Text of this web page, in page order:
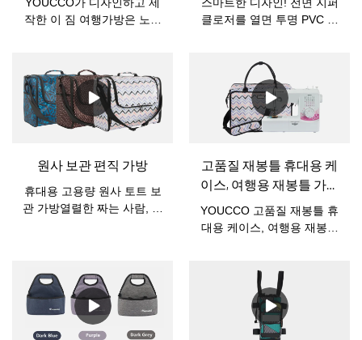
작한 이 짐 여행가방은 노트
수 있는 넉넉한 공간을 갖춘
다기능 백팩입니다.한편,
YOUCCO는 MOQ 5 PC와
함께 공급된 재고를 보유하
있는 경우 pls는 주저하지 말
고 메일을 통해 문의하십시
오.bella@youcco.com 또는
클로저를 열면 투명 PVC 후
실 보관 편물 가방은 약 130
야드의 면사로 된 9개의 타래
를 보관할 수 있는 1개의 메
인 수납공간과 뒷면에 1개의
큰 포켓으로 구성되어 있습
바늘, 가위, 크로셰 후크 및
기타 뜨개질 도구를 정리할
수 있는 전면 포켓 1개.휴대
가 간편! 측면에 손잡이가 있
게 뜨개질.
원사 보관 편직 가방
휴대용 고용량 원사 토트 보
관 가방열렬한 짜는 사람, 코
대.이 원사 보관 가방을 가지
고 어디에서나 뜨개질을 즐
기십시오.
고품질 재봉틀 휴대용 케
이스, 여행용 재봉틀 가방
DS200107 도매
YOUCCO 고품질 재봉틀 휴
대용 케이스, 여행용 재봉틀
중에도 재봉틀을 스타일리시
하고 간편하게 휴대할 수 있
습니다. 아름다운 외부 내구
성 소재는 외관이 훌륭하고